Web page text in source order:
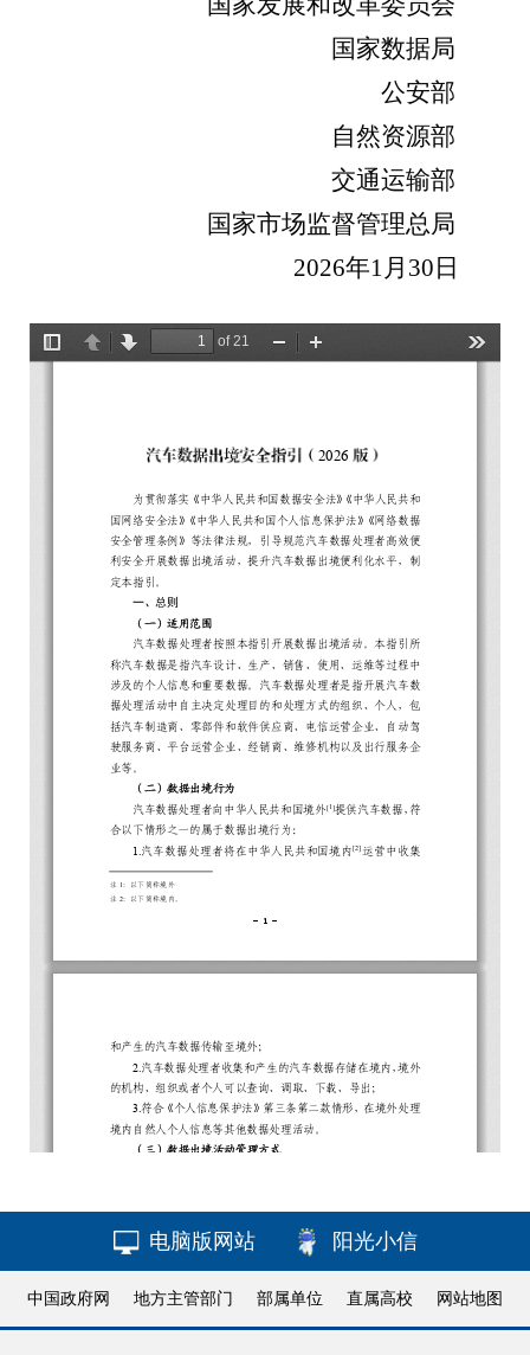
国家数据局
公安部
自然资源部
交通运输部
国家市场监督管理总局
2026年1月30日
电脑版网站 阳光小信
中国政府网 地方主管部门 部属单位 直属高校 网站地图